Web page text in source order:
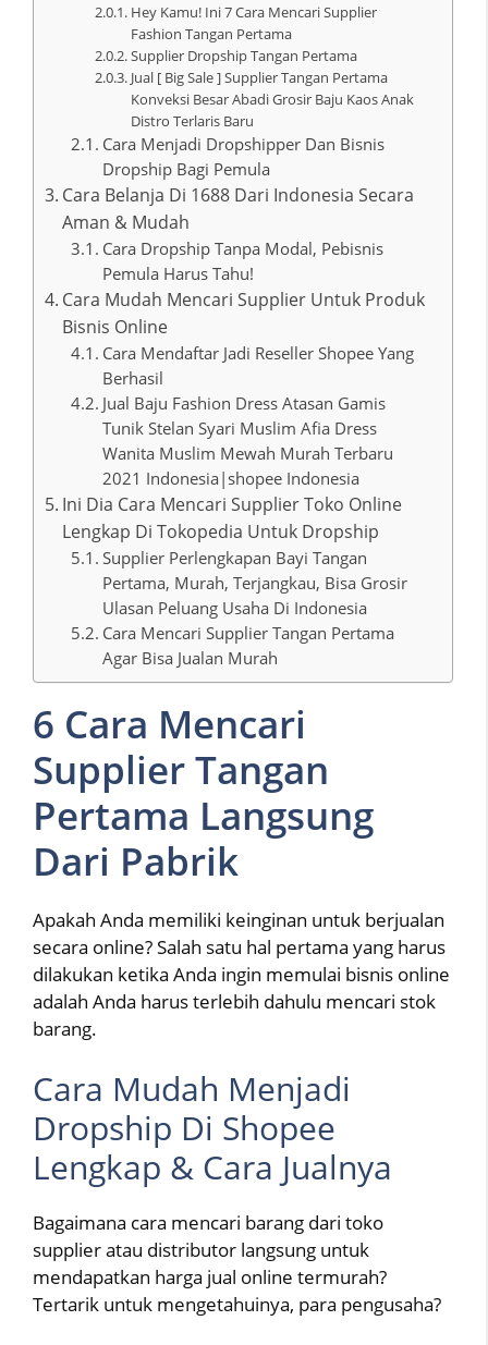
Hey Kamu! Ini 7 Cara Mencari Supplier
Fashion Tangan Pertama
Supplier Dropship Tangan Pertama
Jual [ Big Sale ] Supplier Tangan Pertama
Konveksi Besar Abadi Grosir Baju Kaos Anak
Distro Terlaris Baru
Cara Menjadi Dropshipper Dan Bisnis
Dropship Bagi Pemula
Cara Belanja Di 1688 Dari Indonesia Secara
Aman & Mudah
Cara Dropship Tanpa Modal, Pebisnis
Pemula Harus Tahu!
Cara Mudah Mencari Supplier Untuk Produk
Bisnis Online
Cara Mendaftar Jadi Reseller Shopee Yang
Berhasil
Jual Baju Fashion Dress Atasan Gamis
Tunik Stelan Syari Muslim Afia Dress
Wanita Muslim Mewah Murah Terbaru
2021 Indonesia|shopee Indonesia
Ini Dia Cara Mencari Supplier Toko Online
Lengkap Di Tokopedia Untuk Dropship
Supplier Perlengkapan Bayi Tangan
Pertama, Murah, Terjangkau, Bisa Grosir
Ulasan Peluang Usaha Di Indonesia
Cara Mencari Supplier Tangan Pertama
Agar Bisa Jualan Murah
6 Cara Mencari
Supplier Tangan
Pertama Langsung
Dari Pabrik
Apakah Anda memiliki keinginan untuk berjualan
secara online? Salah satu hal pertama yang harus
dilakukan ketika Anda ingin memulai bisnis online
adalah Anda harus terlebih dahulu mencari stok
barang.
Cara Mudah Menjadi
Dropship Di Shopee
Lengkap & Cara Jualnya
Bagaimana cara mencari barang dari toko
supplier atau distributor langsung untuk
mendapatkan harga jual online termurah?
Tertarik untuk mengetahuinya, para pengusaha?